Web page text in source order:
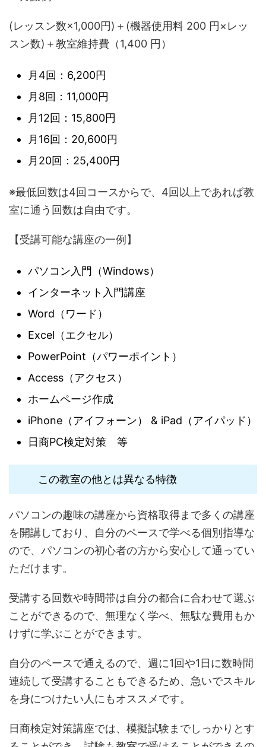
(レッスン数×1,000円)＋(機器使用料 200 円×レッ
スン数)＋教室維持費（1,400 円）
月4回：6,200円
月8回：11,000円
月12回：15,800円
月16回：20,600円
月20回：25,400円
※最低回数は4回コースからで、4回以上であれば教
室に通う回数は自由です。
【受講可能な講座の一例】
パソコン入門（Windows）
インターネット入門講座
Word（ワード）
Excel（エクセル）
PowerPoint（パワーポイント）
Access（アクセス）
ホームページ作成
iPhone（アイフォーン） & iPad（アイパッド）
日商PC検定対策 等
この教室の他とは異なる特徴
パソコンの趣味の講座から資格取得まで多くの講座
を開講しており、自分のペースで学べる個別指導な
ので、パソコンの初心者の方から安心して通ってい
ただけます。
受講する回数や時間帯は自分の都合に合わせて選ぶ
ことができるので、無理なく学べ、無駄な費用もか
けずに学ぶことができます。
自分のペースで通えるので、週に1回や1日に数時間
連続して受講することもできるため、急いでスキル
を身につけたい人にもオススメです。
日商検定対策講座では、模擬試験までしっかりとす